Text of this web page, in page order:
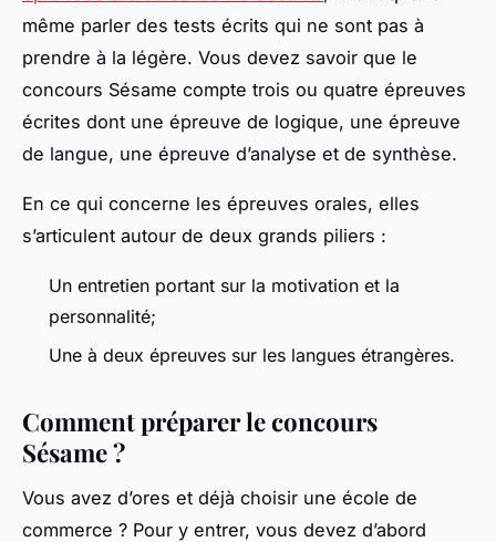
même parler des tests écrits qui ne sont pas à
prendre à la légère. Vous devez savoir que le
concours Sésame compte trois ou quatre épreuves
écrites dont une épreuve de logique, une épreuve
de langue, une épreuve d’analyse et de synthèse.
En ce qui concerne les épreuves orales, elles
s’articulent autour de deux grands piliers :
Un entretien portant sur la motivation et la
personnalité;
Une à deux épreuves sur les langues étrangères.
Comment préparer le concours
Sésame ?
Vous avez d’ores et déjà choisir une école de
commerce ? Pour y entrer, vous devez d’abord